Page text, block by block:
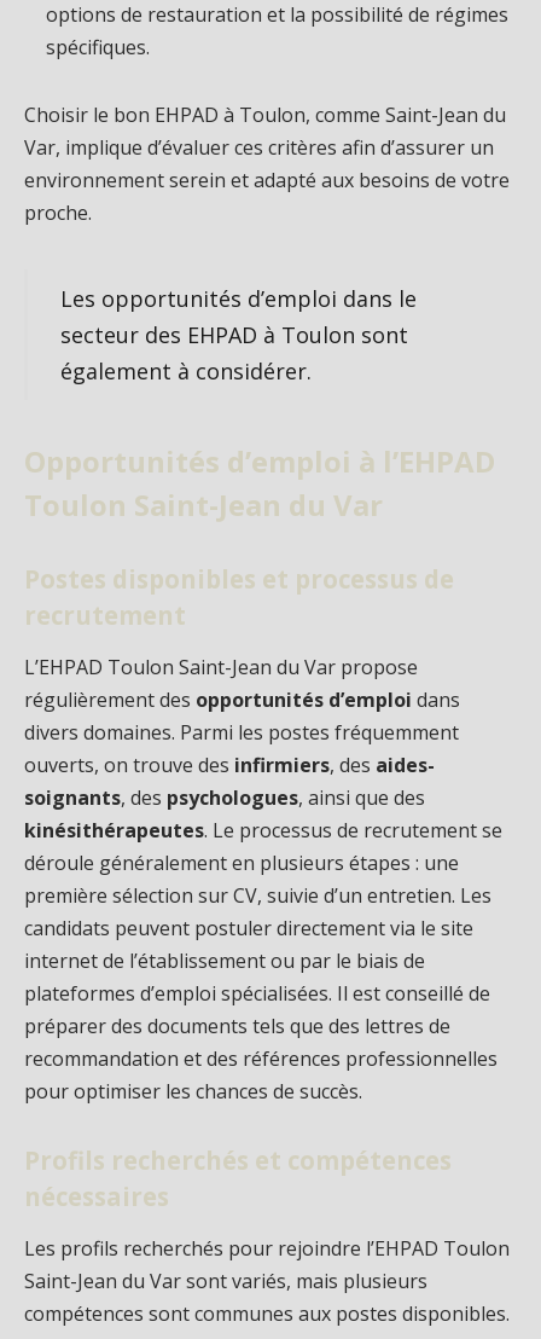
options de restauration et la possibilité de régimes
spécifiques.
Choisir le bon EHPAD à Toulon, comme Saint-Jean du
Var, implique d’évaluer ces critères afin d’assurer un
environnement serein et adapté aux besoins de votre
proche.
Les opportunités d’emploi dans le
secteur des EHPAD à Toulon sont
également à considérer.
Opportunités d’emploi à l’EHPAD
Toulon Saint-Jean du Var
Postes disponibles et processus de
recrutement
L’EHPAD Toulon Saint-Jean du Var propose
régulièrement des opportunités d’emploi dans
divers domaines. Parmi les postes fréquemment
ouverts, on trouve des infirmiers, des aides-
soignants, des psychologues, ainsi que des
kinésithérapeutes. Le processus de recrutement se
déroule généralement en plusieurs étapes : une
première sélection sur CV, suivie d’un entretien. Les
candidats peuvent postuler directement via le site
internet de l’établissement ou par le biais de
plateformes d’emploi spécialisées. Il est conseillé de
préparer des documents tels que des lettres de
recommandation et des références professionnelles
pour optimiser les chances de succès.
Profils recherchés et compétences
nécessaires
Les profils recherchés pour rejoindre l’EHPAD Toulon
Saint-Jean du Var sont variés, mais plusieurs
compétences sont communes aux postes disponibles.